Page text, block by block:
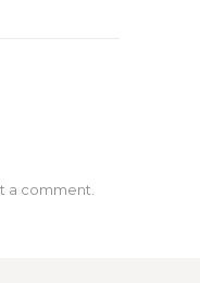
a comment.